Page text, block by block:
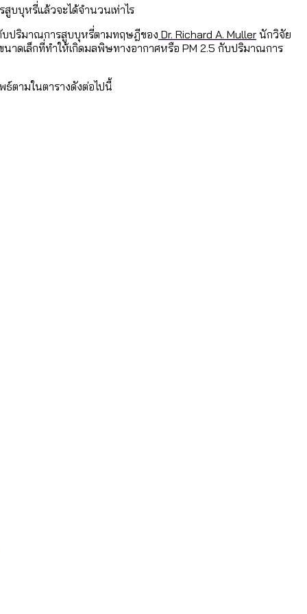
รับจากเลือกตั้ง กรุงเทพฯ – พัทยา
รบ้าง
ลดิบ]
ดแย้งไทย-กัมพูชา
ต่ปี 2023-2024
มากกว่าเกิด
บบุหรี่แล้วจะได้จำนวนเท่าไร
กับปริมาณการสูบบุหรี่ตามทฤษฎีของ Dr. Richard A. Muller นักวิจัย
าดเล็กที่ทำให้เกิดมลพิษทางอากาศหรือ PM 2.5 กับปริมาณการ
ตามในตารางดังต่อไปนี้